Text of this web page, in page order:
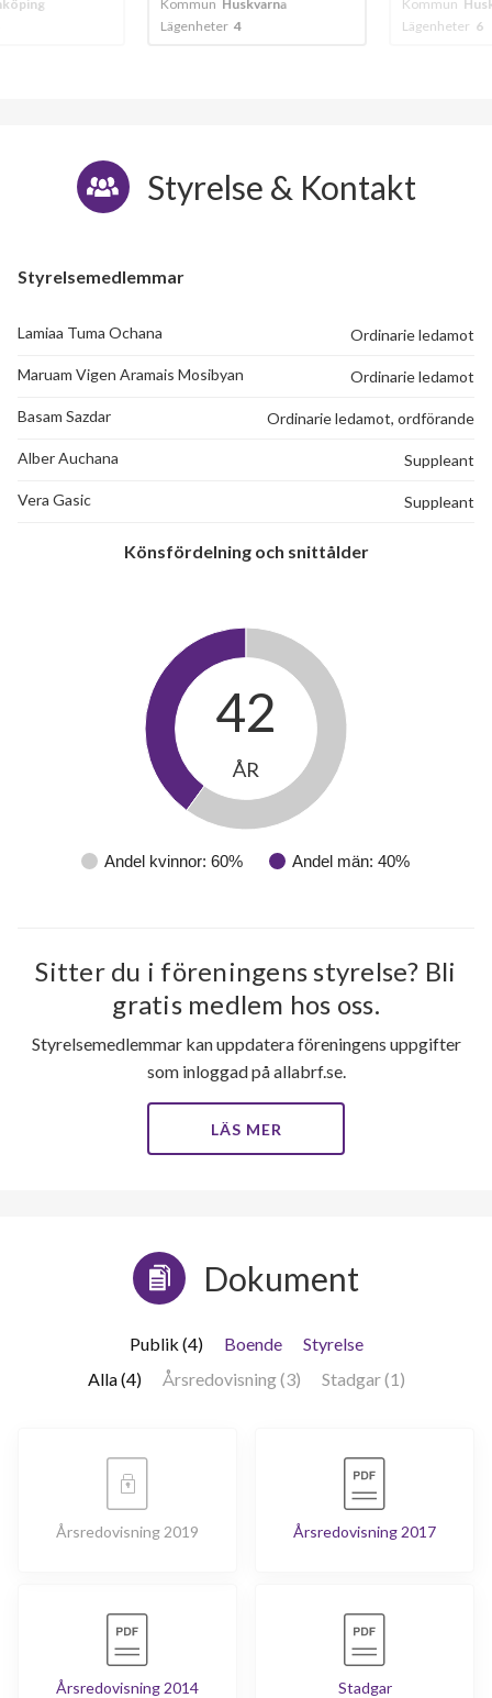
lägenheter
Kommun Huskvarna
Lägenheter 4
Kommun
Lägenheter 6
Styrelse & Kontakt
Styrelsemedlemmar
Lamiaa Tuma Ochana Ordinarie ledamot
Maruam Vigen Aramais Mosibyan Ordinarie ledamot
Basam Sazdar Ordinarie ledamot, ordförande
Alber Auchana Suppleant
Vera Gasic Suppleant
Könsfördelning och snittålder
Andel kvinnor: 60% Andel män: 40%
42
ÅR
Sitter du i föreningens styrelse? Bli
gratis medlem hos oss.
Styrelsemedlemmar kan uppdatera föreningens uppgifter
som inloggad på allabrf.se.
LÄS MER
Dokument
Publik (4) Boende
Styrelse
Alla (4)
Årsredovisning (3) Stadgar (1)
Årsredovisning 2019 Årsredovisning 2017
Årsredovisning 2014 Stadgar